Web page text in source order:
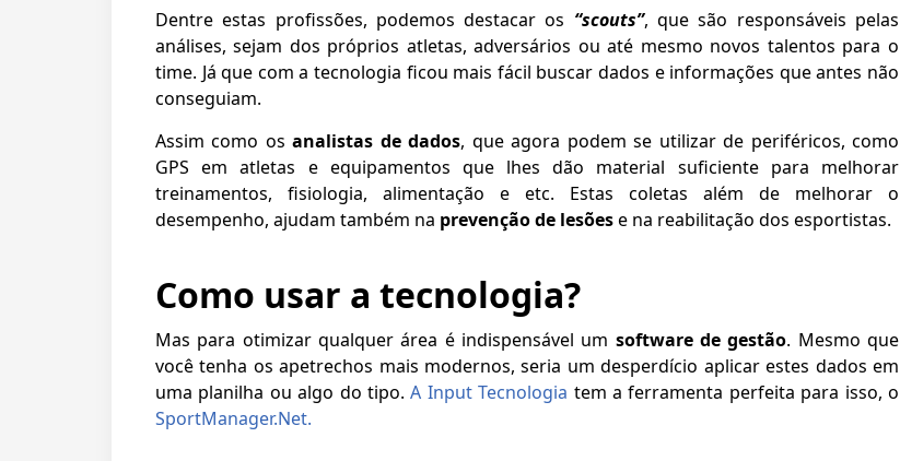
Dentre estas profissões, podemos destacar os “scouts”, que são responsáveis pelas
análises, sejam dos próprios atletas, adversários ou até mesmo novos talentos para o
time. Já que com a tecnologia ficou mais fácil buscar dados e informações que antes não
conseguiam.
Assim como osanalistas de dados, que agora podem se utilizar de periféricos, como
GPS em atletas e equipamentos que lhes dão material suficiente para melhorar
treinamentos, fisiologia, alimentação e etc. Estas coletas além de melhorar o
desempenho, ajudam também na prevenção de lesõese na reabilitação dos esportistas.
Como usar a tecnologia?
Mas para otimizar qualquer área é indispensável um software de gestão. Mesmo que
você tenha os apetrechos mais modernos, seria um desperdício aplicar estes dados em
uma planilha ou algo do tipo.A Input Tecnologia tem a ferramenta perfeita para isso, o
SportManager.Net.